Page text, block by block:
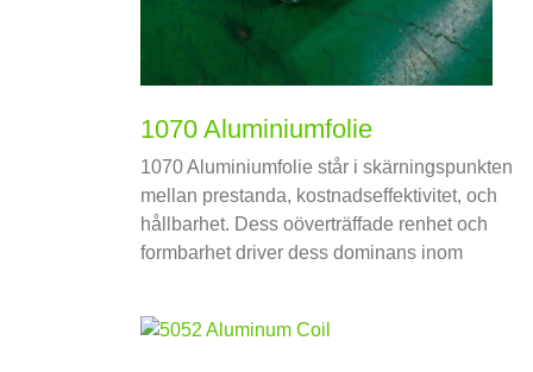
1070 Aluminiumfolie
1070 Aluminiumfolie står i skärningspunkten
mellan prestanda, kostnadseffektivitet, och
hållbarhet. Dess oöverträffade renhet och
formbarhet driver dess dominans inom